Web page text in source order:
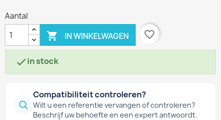
Aantal
 IN WINKELWAGEN favorite_border
in stock
Compatibiliteit controleren?
Wilt u een referentie vervangen of controleren?
Beschrijf uw behoefte en een expert antwoordt.